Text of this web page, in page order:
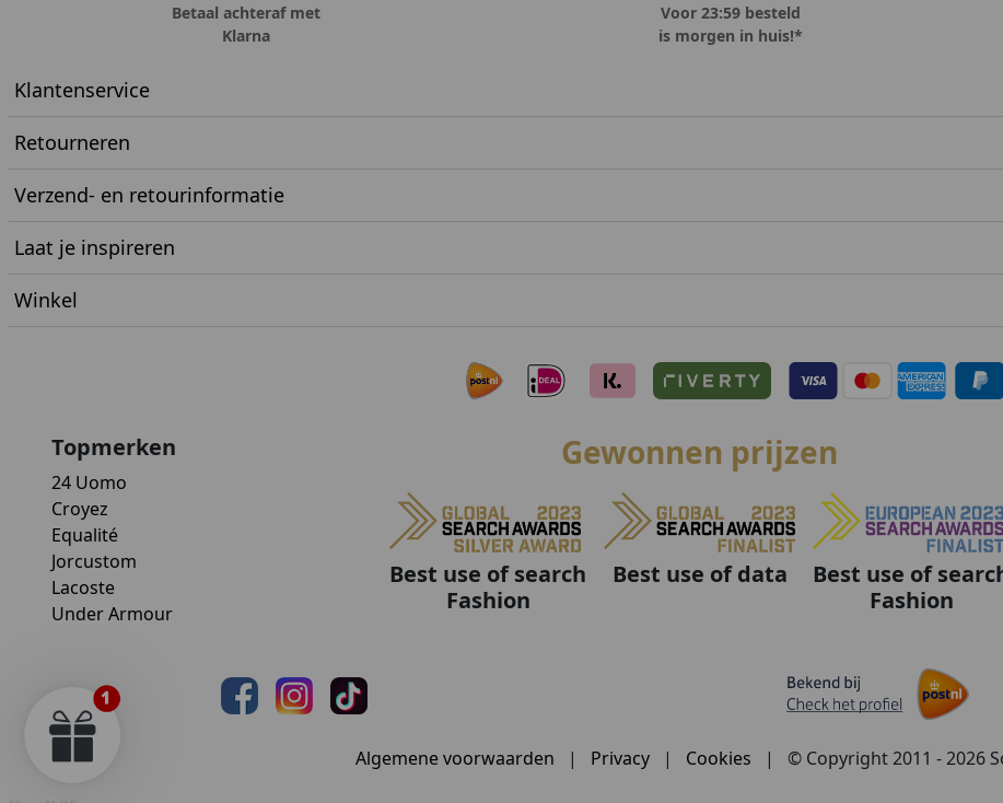
Betaal achteraf met
Klarna
Voor 23:59 besteld
is morgen in huis!*
Klantenservice
Retourneren
Verzend- en retourinformatie
Laat je inspireren
Winkel
Topmerken
24 Uomo
Croyez
Equalité
Jorcustom
Lacoste
Under Armour
Gewonnen prijzen
Best use of search
Fashion
Best use of data
Best use of
Fashion
Algemene voorwaarden | Privacy | Cookies | © Copyright 2011 - 2026